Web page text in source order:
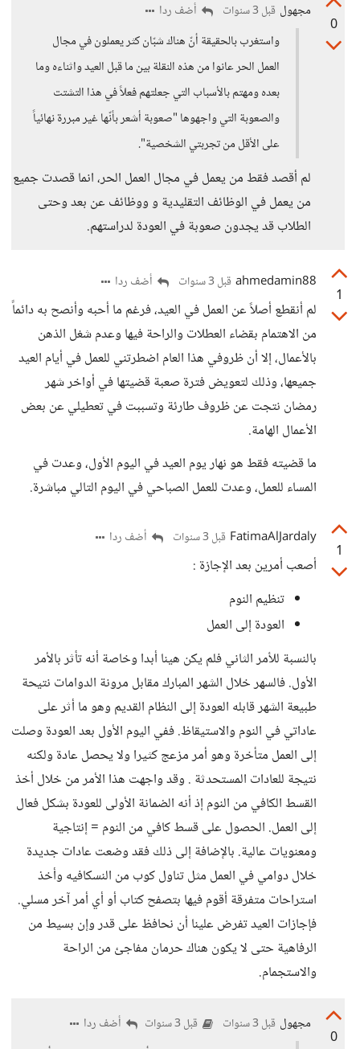
0
مجهول قبل 3 سنوات
أضف ردا
واستغرب بالحقيقة أنّ هناك شبّان كثر يعملون في مجال
العمل الحر عانوا من هذه النقلة بين ما قبل العيد واثناءه وما
بعده ومهتم بالأسباب التي جعلتهم فعلاً في هذا التشتت
والصعوبة التي واجهوها "صعوبة أشعر بأنّها غير مبررة نهائياً
على الأقل من تجربتي الشخصية".
لم أقصد فقط من يعمل في مجال العمل الحر، انما قصدت جميع
من يعمل في الوظائف التقليدية و ووظائف عن بعد وحتى
الطلاب قد يجدون صعوبة في العودة لدراستهم.
1
ahmedamin88 قبل 3 سنوات أضف ردا
لم أنقطع أصلاً عن العمل في العيد، فرغم ما أحبه وأنصح به دائماً
من الاهتمام بقضاء العطلات والراحة فيها وعدم شغل الذهن
بالأعمال، إلا أن ظروفي هذا العام اضطرتني للعمل في أيام العيد
جميعها، وذلك لتعويض فترة صعبة قضيتها في أواخر شهر
رمضان نتجت عن ظروف طارئة وتسببت في تعطيلي عن بعض
الأعمال الهامة.
ما قضيته فقط هو نهار يوم العيد في اليوم الأول، وعدت في
المساء للعمل، وعدت للعمل الصباحي في اليوم التالي مباشرة.
1
FatimaAlJardaly قبل 3 سنوات أضف ردا
أصعب أمرين بعد الإجازة :
تنظيم النوم
العودة إلى العمل
بالنسبة للأمر الثاني فلم يكن هينا أبدا وخاصة أنه تأثر بالأمر
الأول. فالسهر خلال الشهر المبارك مقابل مرونة الدوامات نتيحة
طبيعة الشهر قابله العودة إلى النظام القديم وهو ما أثر على
عاداتي في النوم والاستيقاظ. ففي اليوم الأول بعد العودة وصلت
إلى العمل متأخرة وهو أمر مزعج كثيرا ولا يحصل عادة ولكنه
نتيجة للعادات المستحدثة . وقد واجهت هذا الأمر من خلال أخذ
القسط الكافي من النوم إذ أنه الضمانة الأولى للعودة بشكل فعال
إلى العمل. الحصول على قسط كافي من النوم = إنتاجية
ومعنويات عالية. بالإضافة إلى ذلك فقد وضعت عادات جديدة
خلال دوامي في العمل مثل تناول كوب من النسكافيه وأخذ
استراحات متفرقة أقوم فيها بتصفح كتاب أو أي أمر آخر مسلي.
فإجازات العيد تفرض علينا أن نحافظ على قدر وإن بسيط من
الرفاهية حتى لا يكون هناك حرمان مفاجئ من الراحة
والاستجمام.
0
مجهول قبل 3 سنوات قبل 3 سنوات
أضف ردا